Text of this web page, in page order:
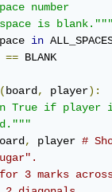
number
space is blank."""
in
== BLANK
( board , player):
True if player
, player #
for 3 marks